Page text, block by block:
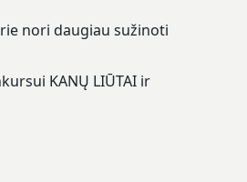
nori daugiau sužinoti
KANŲ LIŪTAI ir